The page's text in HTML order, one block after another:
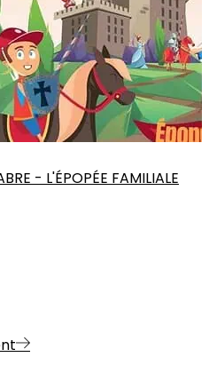
- L'ÉPOPÉE FAMILIALE